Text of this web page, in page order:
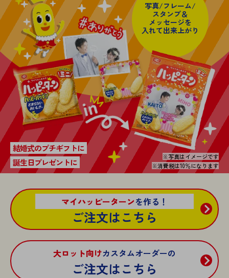
写真/フレーム/
スタンプ＆
メッセージを
入れて出来上がり
結婚式のプチギフトに
誕生日プレゼントに
※写真はイメージです
※消費税は10％になります
マイハッピーターンを作る！
ご注文はこちら
大ロット向けカスタムオーダーの
ご注文はこちら